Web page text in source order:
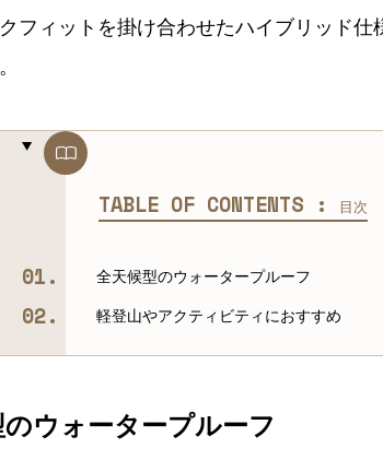
フィットを掛け合わせたハイブリッド
TABLE OF CONTENTS : 目次
全天候型のウォータープルーフ
軽登山やアクティビティにおすすめ
ウォータープルーフ